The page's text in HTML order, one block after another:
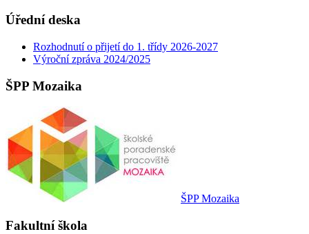
Úřední deska
Rozhodnutí o přijetí do 1. třídy 2026-2027
Výroční zpráva 2024/2025
ŠPP Mozaika
ŠPP Mozaika
Fakultní škola